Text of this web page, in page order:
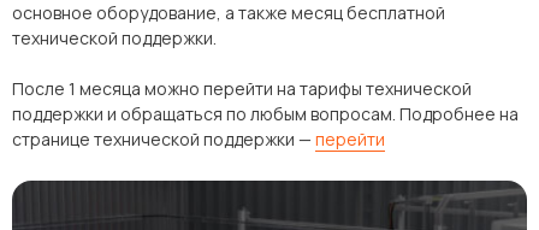
основное оборудование, а также месяц бесплатной
технической поддержки.
После 1 месяца можно перейти на тарифы технической
поддержки и обращаться по любым вопросам. Подробнее на
странице технической поддержки — перейти